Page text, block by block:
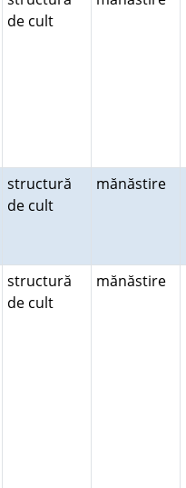
de cult
structură
de cult
mănăstire
structură
de cult
mănăstire